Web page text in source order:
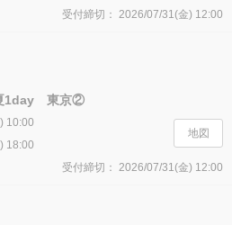
受付締切： 2026/07/31(金) 12:00
1day 東京②
10:00
18:00
受付締切： 2026/07/31(金) 12:00
地図